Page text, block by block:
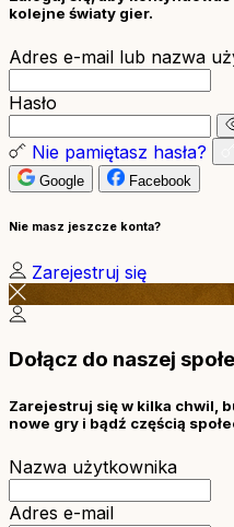
kolejne światy gier.
Adres e-mail lub nazwa
Hasło
Nie pamiętasz hasła?
Google
Facebook
Nie masz jeszcze konta?
Zarejestruj się
Dołącz do naszej
Zarejestruj się w kilka chwil,
nowe gry i bądź częścią
Nazwa użytkownika
Adres e-mail